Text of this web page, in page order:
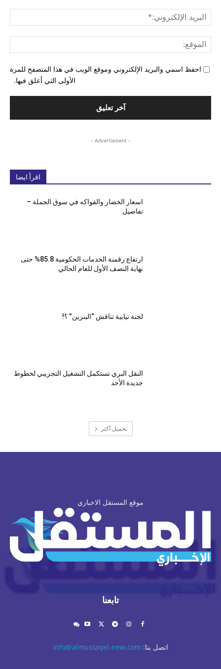
احفظ اسمي والبريد الإلكتروني وموقع الويب في هذا المتصفح للمرة
الأولى التي أعلق فيها.
- Advertisment -
اقرأ ايضا
اسعار الخضار والفواكه في سوق الجملة –
تفاصيل
ارتفاع رقمنة الخدمات الحكومية 85.8% حتى
نهاية النصف الأول للعام الحالي
لجنة نيابية تناقش “البنزين” ؟!
النقل البري تستكمل التشغيل التجريبي لخطوط
جديدة الأحد
تحميل أكثر
موقع المستقل الاخباري
تابعنا
اتصل بنا: info@almustaqel-new.com